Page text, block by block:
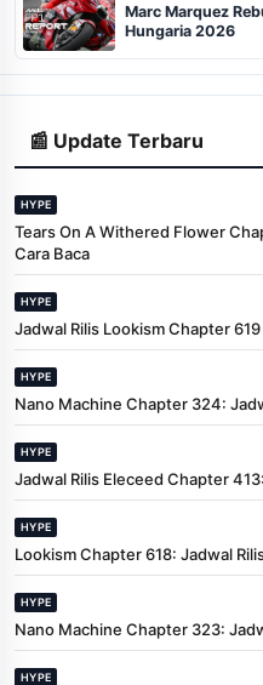
Marc Marquez
Hungaria 2026
📰 Update Terbaru
HYPE
Tears On A Withered Flower
Cara Baca
HYPE
Jadwal Rilis Lookism Chapter
HYPE
Nano Machine Chapter 324:
HYPE
Jadwal Rilis Eleceed Chapter
HYPE
Lookism Chapter 618: Jadwal
HYPE
Nano Machine Chapter 323:
HYPE